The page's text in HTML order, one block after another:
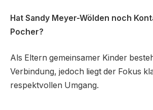
Hat Sandy Meyer-Wölden noch
Pocher?
Als Eltern gemeinsamer Kinder
Verbindung, jedoch liegt der Fokus
respektvollen Umgang.